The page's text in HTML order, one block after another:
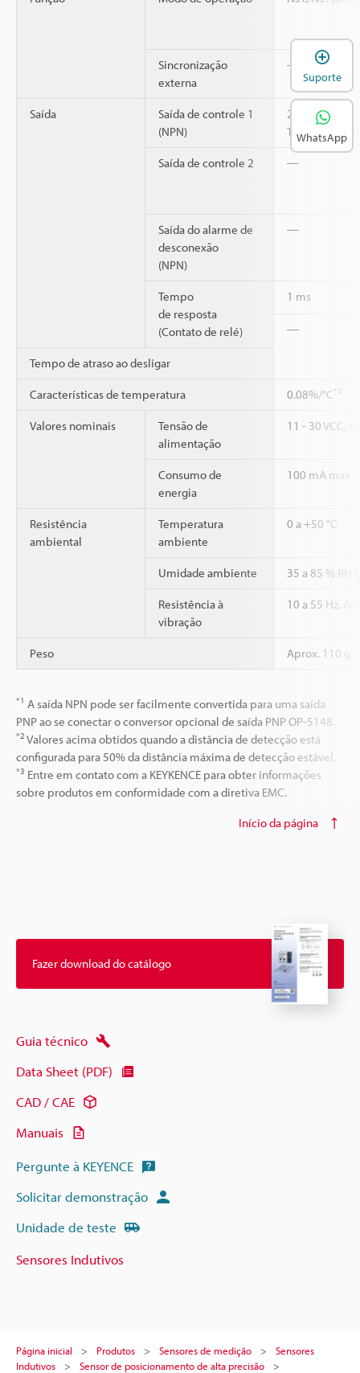
Sincronização
externa
―
Saída
Saída de controle 1
(NPN)
200 mA máx.
Tensão
Saída de controle 2 ―
Saída do alarme de
desconexão
(NPN)
―
Tempo
de resposta
(Contato de relé)
1 ms
―
Tempo de atraso ao desligar
Características de temperatura 0.08%/°C *2
Valores nominais
Tensão de
alimentação
11 - 30 VCC,
Consumo de
energia
100 mA máx.
Resistência
ambiental
Temperatura
ambiente
0 a +50 °C
Umidade ambiente 35 a 85 % RH
Resistência à
vibração
10 a 55 Hz,
Peso Aprox. 110 g
*1 A saída NPN pode ser facilmente convertida para uma saída
PNP ao se conectar o conversor opcional de saída PNP OP-5148.
*2 Valores acima obtidos quando a distância de detecção está
configurada para 50% da distância máxima de detecção estável.
*3 Entre em contato com a KEYKENCE para obter informações
sobre produtos em conformidade com a diretiva EMC.
Início da página
Fazer download do catálogo
Guia técnico
Data Sheet (PDF)
CAD / CAE
Manuais
Pergunte à KEYENCE
Solicitar demonstração
Unidade de teste
Sensores Indutivos
Página inicial Produtos Sensores de medição
Sensores
Indutivos
Sensor de posicionamento de alta precisão
Suporte
WhatsApp